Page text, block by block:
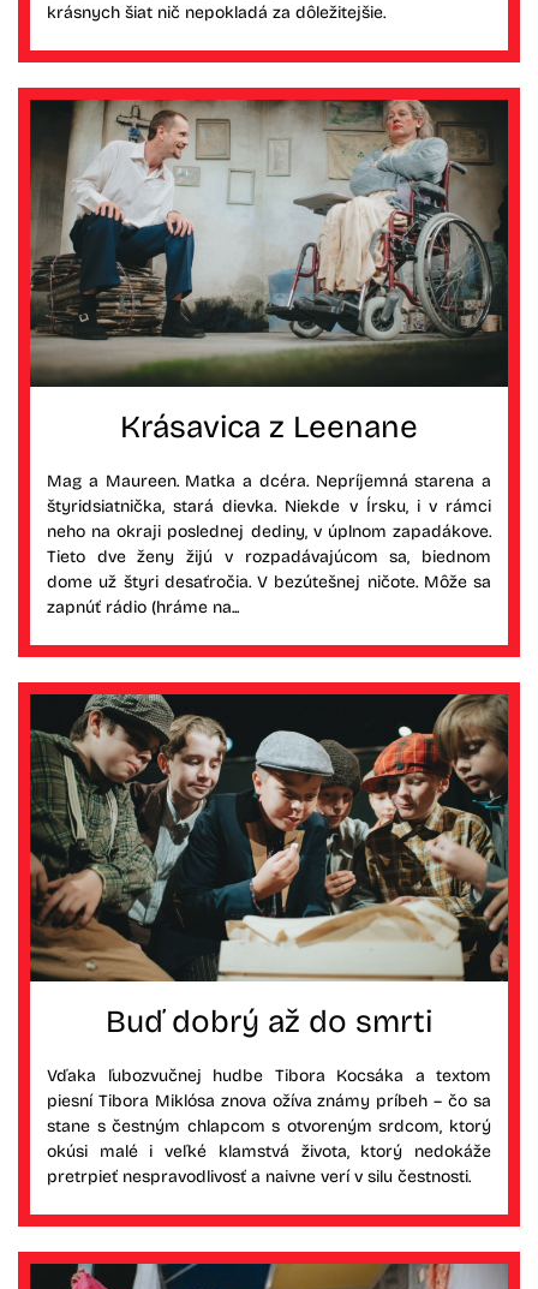
krásnych šiat nič nepokladá za dôležitejšie.
Krásavica z Leenane
Mag a Maureen. Matka a dcéra. Nepríjemná starena a
štyridsiatnička, stará dievka. Niekde v Írsku, i v rámci
neho na okraji poslednej dediny, v úplnom zapadákove.
Tieto dve ženy žijú v rozpadávajúcom sa, biednom
dome už štyri desaťročia. V bezútešnej ničote. Môže sa
zapnúť rádio (hráme na...
Buď dobrý až do smrti
Vďaka ľubozvučnej hudbe Tibora Kocsáka a textom
piesní Tibora Miklósa znova ožíva známy príbeh – čo sa
stane s čestným chlapcom s otvoreným srdcom, ktorý
okúsi malé i veľké klamstvá života, ktorý nedokáže
pretrpieť nespravodlivosť a naivne verí v silu čestnosti.